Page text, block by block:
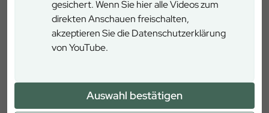
gesichert. Wenn Sie hier alle Videos zum
direkten Anschauen freischalten,
akzeptieren Sie die Datenschutzerklärung
von YouTube.
Auswahl bestätigen
St. Martin
Dorf 20, 5092 St. Martin bei Lofer / Österreich